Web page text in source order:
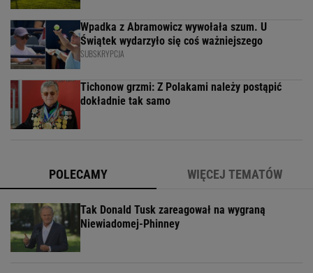
Wpadka z Abramowicz wywołała szum. U
Świątek wydarzyło się coś ważniejszego
SUBSKRYPCJA
Tichonow grzmi: Z Polakami należy postąpić
dokładnie tak samo
POLECAMY WIĘCEJ TEMATÓW
Tak Donald Tusk zareagował na wygraną
Niewiadomej-Phinney